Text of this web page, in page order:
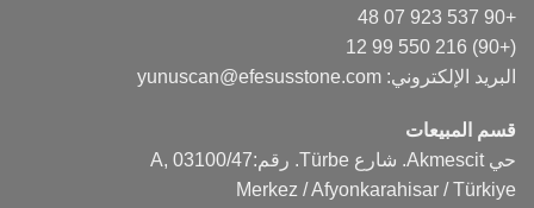
+90 537 923 07 48
(+90) 216 550 99 12
البريد الإلكتروني: yunuscan@efesusstone.com
قسم المبيعات
حي Akmescit. شارع Türbe. رقم:47/A, 03100
Merkez / Afyonkarahisar / Türkiye